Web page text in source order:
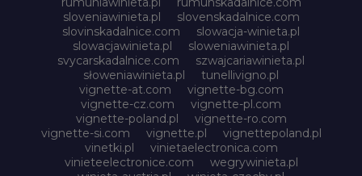
sloveniawinieta.pl
slovenskadalnice.com
slovinskadalnice.com
slowacja-winieta.pl
slowacjawinieta.pl
sloweniawinieta.pl
svycarskadalnice.com
szwajcariawinieta.pl
słoweniawinieta.pl
tunellivigno.pl
vignette-at.com
vignette-bg.com
vignette-cz.com
vignette-pl.com
vignette-poland.pl
vignette-ro.com
vignette-si.com
vignette.pl
vignettepoland.pl
vinetki.pl
vinietaelectronica.com
vinieteelectronice.com
wegrywinieta.pl